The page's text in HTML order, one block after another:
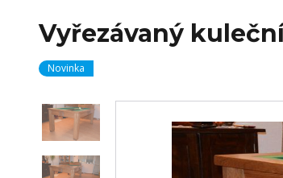
Vyřezávaný
Novinka